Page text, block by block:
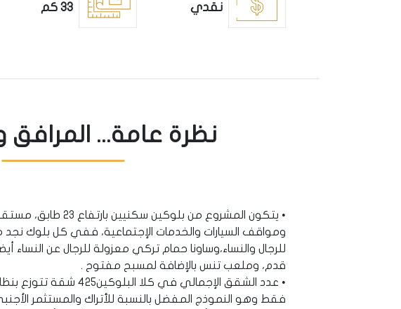
نقدي 33 كم
نظرة عامة... المرافق
• يتكون المشروع من بلوكين
ومواقف السيارات والخدمات الإجتماعية، ففي كل بلوك
للرجال والنساء،وساونا حمام تركي معزولة للرجال عن
قدم، وملعب تنس بالإضافة لمسبح مفتوح .
• عدد الشقق الإجمالي في كلا
فقط وهو النموذج المفضل بالنسبة للأتراك والمستثمر